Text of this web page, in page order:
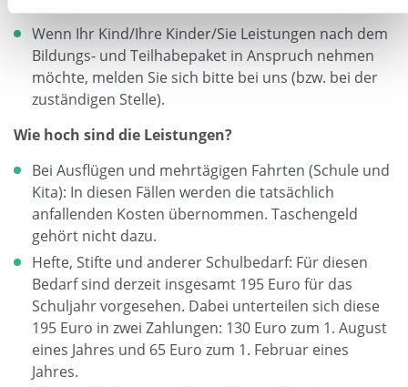
Wenn Ihr Kind/Ihre Kinder/Sie Leistungen nach dem
Bildungs- und Teilhabepaket in Anspruch nehmen
möchte, melden Sie sich bitte bei uns (bzw. bei der
zuständigen Stelle).
Wie hoch sind die Leistungen?
Bei Ausflügen und mehrtägigen Fahrten (Schule und
Kita): In diesen Fällen werden die tatsächlich
anfallenden Kosten übernommen. Taschengeld
gehört nicht dazu.
Hefte, Stifte und anderer Schulbedarf: Für diesen
Bedarf sind derzeit insgesamt 195 Euro für das
Schuljahr vorgesehen. Dabei unterteilen sich diese
195 Euro in zwei Zahlungen: 130 Euro zum 1. August
eines Jahres und 65 Euro zum 1. Februar eines
Jahres.